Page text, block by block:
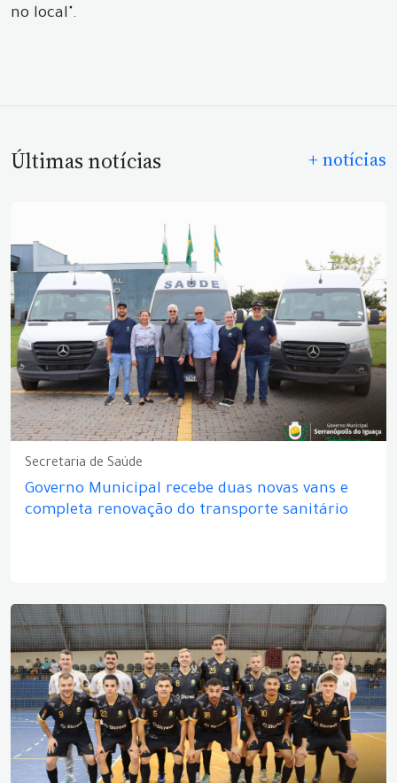
no local".
Últimas notícias + notícias
Secretaria de Saúde
Governo Municipal recebe duas novas vans e
completa renovação do transporte sanitário